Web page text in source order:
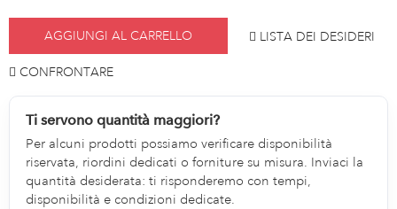
AGGIUNGI AL CARRELLO LISTA DEI DESIDERI
CONFRONTARE
Ti servono quantità maggiori?
Per alcuni prodotti possiamo verificare disponibilità
riservata, riordini dedicati o forniture su misura. Inviaci la
quantità desiderata: ti risponderemo con tempi,
disponibilità e condizioni dedicate.